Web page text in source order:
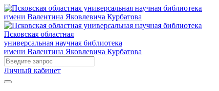
Псковская областная
универсальная научная библиотека
имени Валентина Яковлевича Курбатова
Личный кабинет